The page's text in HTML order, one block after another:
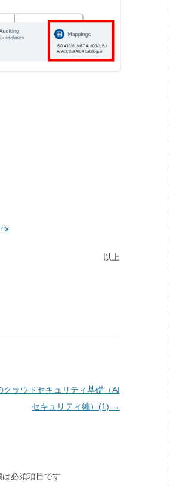
以上
クラウドセキュリティ基礎（AI
セキュリティ編）(1) →
必須項目です